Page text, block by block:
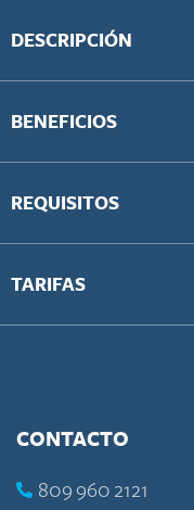
DESCRIPCIÓN
BENEFICIOS
REQUISITOS
TARIFAS
CONTACTO
809 960 2121